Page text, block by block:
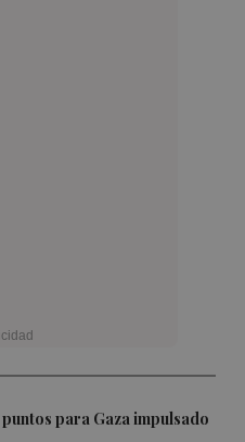
para Gaza impulsado